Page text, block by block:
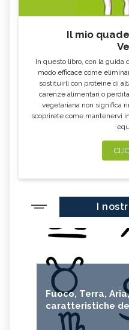
Il mio
In questo libro, con la guida
modo efficace come
sostituirli con proteine di
carenze alimentari o
vegetariana non significa
scoprirete come mantenervi
I
Fuoco, Terra,
caratteristiche